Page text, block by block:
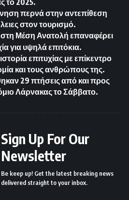
το 2025.
περνά στην αντεπίθεση
στον τουρισμό.
Μέση Ανατολή επαναφέρει
για υψηλά επιτόκια.
επιτυχίας με επίκεντρο
και τους ανθρώπους της.
29 πτήσεις από και προς
Λάρνακας το Σάββατο.
Sign Up For Our
Newsletter
Be keep up! Get the latest breaking news
delivered straight to your inbox.